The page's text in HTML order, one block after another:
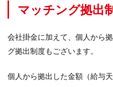
マッチング拠出
会社掛金に加えて、個人から
グ拠出制度もございます。
個人から拠出した金額（給与